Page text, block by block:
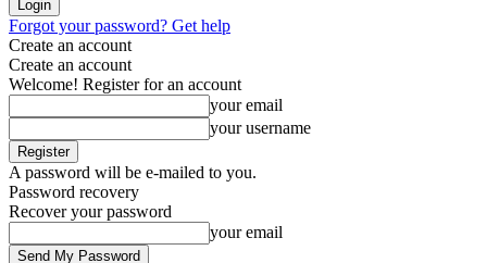
Forgot your password? Get help
Create an account
Create an account
Welcome! Register for an account
your email
your username
A password will be e-mailed to you.
Password recovery
Recover your password
your email